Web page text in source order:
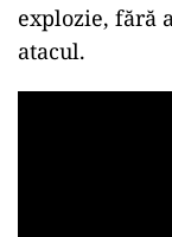
explozie, fără
atacul.